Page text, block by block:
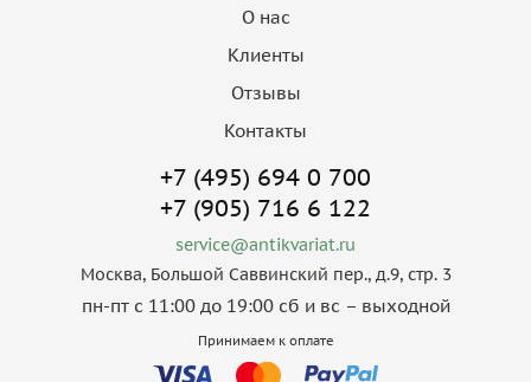
О нас
Клиенты
Отзывы
Контакты
+7 (495) 694 0 700
+7 (905) 716 6 122
service@antikvariat.ru
Москва, Большой Саввинский пер., д.9, стр. 3
пн-пт с 11:00 до 19:00 сб и вс – выходной
Принимаем к оплате